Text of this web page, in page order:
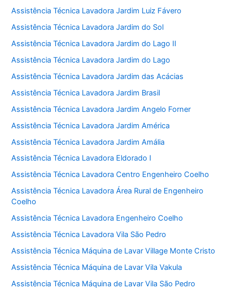
Assistência Técnica Lavadora Jardim Luiz Fávero
Assistência Técnica Lavadora Jardim do Sol
Assistência Técnica Lavadora Jardim do Lago II
Assistência Técnica Lavadora Jardim do Lago
Assistência Técnica Lavadora Jardim das Acácias
Assistência Técnica Lavadora Jardim Brasil
Assistência Técnica Lavadora Jardim Angelo Forner
Assistência Técnica Lavadora Jardim América
Assistência Técnica Lavadora Jardim Amália
Assistência Técnica Lavadora Eldorado I
Assistência Técnica Lavadora Centro Engenheiro Coelho
Assistência Técnica Lavadora Área Rural de Engenheiro
Coelho
Assistência Técnica Lavadora Engenheiro Coelho
Assistência Técnica Lavadora Vila São Pedro
Assistência Técnica Máquina de Lavar Village Monte Cristo
Assistência Técnica Máquina de Lavar Vila Vakula
Assistência Técnica Máquina de Lavar Vila São Pedro